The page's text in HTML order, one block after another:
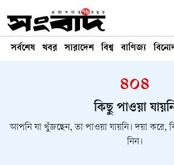
সর্বশেষ খবর সারাদেশ বিশ্ব বাণিজ্য
৪০৪
কিছু পাওয়া
আপনি যা খুঁজছেন, তা পাওয়া যায়নি। দয়া করে,
নিন।